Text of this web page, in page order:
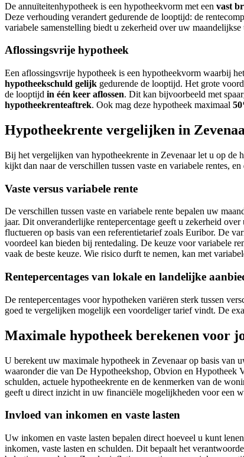
De annuïteitenhypotheek is een hypotheekvorm met een vast
Deze verhouding verandert gedurende de looptijd: de
variabele samenstelling biedt u zekerheid over uw
Aflossingsvrije hypotheek
Een aflossingsvrije hypotheek is een hypotheekvorm waarbij het
hypotheekschuld gelijk gedurende de looptijd. Het grote
de looptijd in één keer aflossen. Dit kan bijvoorbeeld met
hypotheekrenteaftrek. Ook mag deze hypotheek maximaal
Hypotheekrente vergelijken in
Bij het vergelijken van hypotheekrente in Zevenaar let u op de
kijkt dan naar de verschillen tussen vaste en variabele rentes,
Vaste versus variabele rente
De verschillen tussen vaste en variabele rente bepalen uw
jaar. Dit onveranderlijke rentepercentage geeft u zekerheid
fluctueren op basis van een referentietarief zoals Euribor. De
voordeel kan bieden bij rentedaling. De keuze voor variabele
vaak de beste keuze. Wie risico durft te nemen, kan met
Rentepercentages van lokale en landelijke
De rentepercentages voor hypotheken variëren sterk tussen
goed te vergelijken mogelijk een voordeliger tarief vindt. De
Maximale hypotheek berekenen voor
U berekent uw maximale hypotheek in Zevenaar op basis van
waaronder die van De Hypotheekshop, Obvion en Hypotheek
schulden, actuele hypotheekrente en de kenmerken van de
geeft u direct inzicht in uw financiële mogelijkheden voor een
Invloed van inkomen en vaste lasten
Uw inkomen en vaste lasten bepalen direct hoeveel u kunt
inkomen, vaste lasten en schulden. Dit bepaalt het